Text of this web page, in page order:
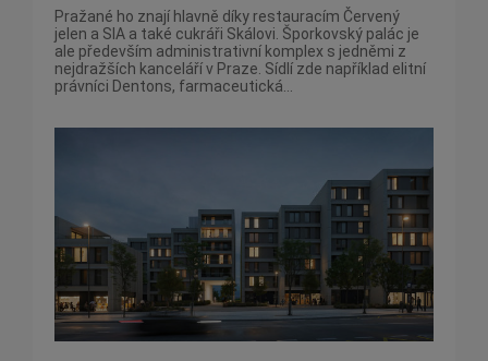
Pražané ho znají hlavně díky restauracím Červený
jelen a SIA a také cukráři Skálovi. Šporkovský palác je
ale především administrativní komplex s jedněmi z
nejdražších kanceláří v Praze. Sídlí zde například elitní
právníci Dentons, farmaceutická...